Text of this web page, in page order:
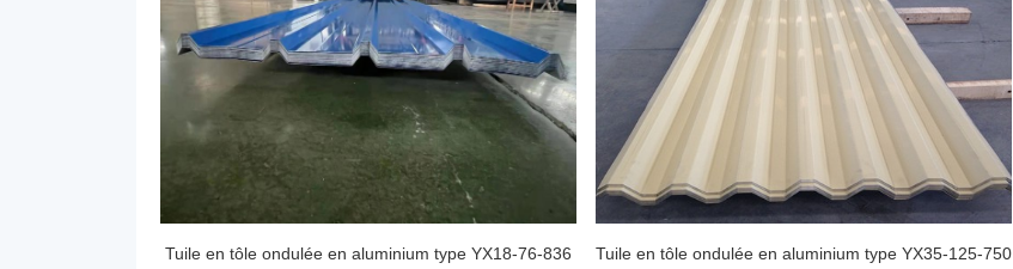
Tuile en tôle ondulée en aluminium type YX18-76-836 Tuile en tôle ondulée en aluminium type YX35-125-750